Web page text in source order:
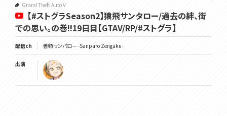
Grand Theft Auto V
【#ストグラSeason2】猿飛サンタロー/過去の絆、街
での思い。の巻!!19日目【GTAV/RP/#ストグラ】
配信ch 善額サンパロー -Sanparo Zengaku-
出演